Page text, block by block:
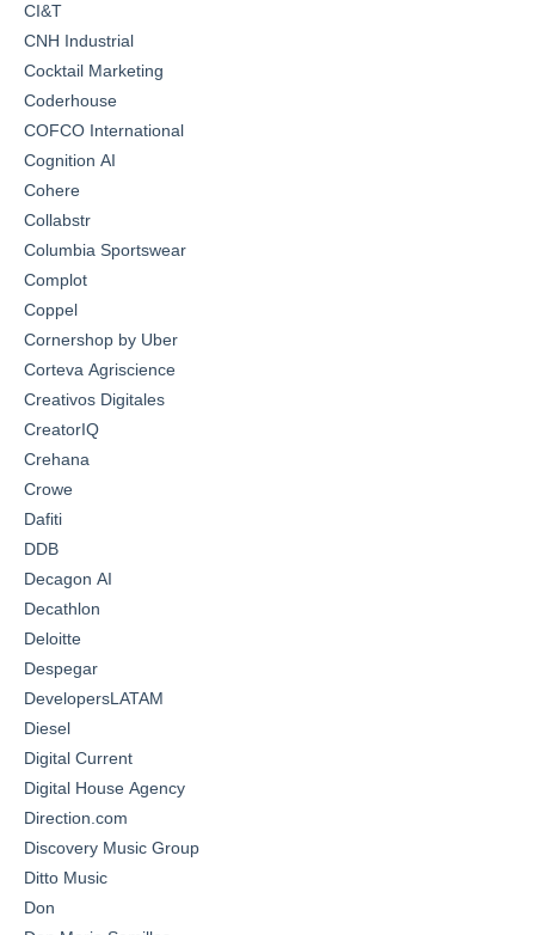
CI&T
CNH Industrial
Cocktail Marketing
Coderhouse
COFCO International
Cognition AI
Cohere
Collabstr
Columbia Sportswear
Complot
Coppel
Cornershop by Uber
Corteva Agriscience
Creativos Digitales
CreatorIQ
Crehana
Crowe
Dafiti
DDB
Decagon AI
Decathlon
Deloitte
Despegar
DevelopersLATAM
Diesel
Digital Current
Digital House Agency
Direction.com
Discovery Music Group
Ditto Music
Don